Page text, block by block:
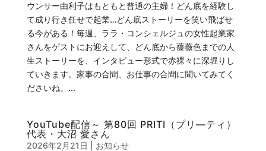
ウンサー由利子はもともと普通の主婦！どん底を経験し
て成り行き任せで起業…どん底ストーリーを笑い飛ばせ
る今がある！毎週、ララ・コンシェルジュの女性起業家
さんをゲストにお迎えして、どん底から薔薇色までの人
生ストーリーを、インタビュー形式で赤裸々に深堀りし
ていきます。家事の合間、お仕事の合間に聞いてみてく
ださいね。...
YouTube配信～ 第80回 PRITI（プリ―ティ）
代表・大沼 愛さん
2026年2月21日 お知らせ